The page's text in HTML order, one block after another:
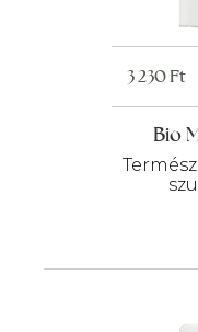
Bio
3 230Ft